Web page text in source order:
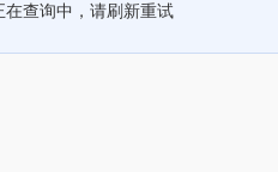
在查询中，请刷新重试